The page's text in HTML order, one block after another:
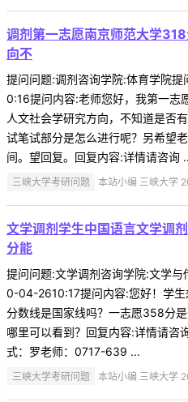
调剂第一志愿南京师范大学
向不
提问问题:调剂咨询学院:体育学院
0:16提问内容:老师您好，我第一志
人文社会学研究方向，不知道是否
试笔试部分是怎么进行呢？另希望
间。望回复。回复内容:详情请咨询
三峡大学考研问题 本站小编 三峡大学
文学调剂学生中国语言文学调
分能
提问问题:文学调剂咨询学院:文学
0-04-2610:17提问内容:您好！学
分数线是国家线吗？一志愿358分
哪里可以看到？回复内容:详情请咨
式：罗老师：0717-639 ...
三峡大学考研问题 本站小编 三峡大学